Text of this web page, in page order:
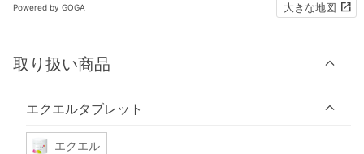
Powered by GOGA 大きな地図
取り扱い商品
エクエルタブレット
エクエル